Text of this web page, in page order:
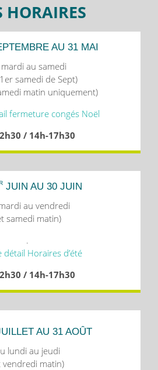
HORAIRES
AU 31 MAI
au samedi
samedi de Sept)
matin uniquement)
fermeture congés Noël
/ 14h-17h30
JUIN AU 30 JUIN
au vendredi
samedi matin)
.
détail Horaires d’été
/ 14h-17h30
AU 31 AOÛT
lundi au jeudi
vendredi matin)